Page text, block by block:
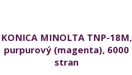
KONICA MINOLTA TNP-18M,
purpurový (magenta), 6000
stran